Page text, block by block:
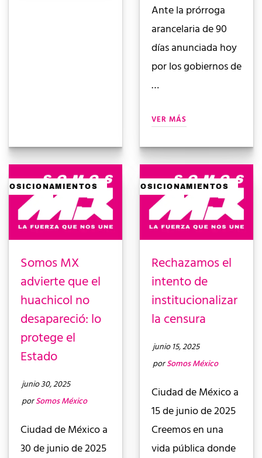
Ante la prórroga
arancelaria de 90
días anunciada hoy
por los gobiernos de
…
VER MÁS
POSICIONAMIENTOS
Somos MX
advierte que el
huachicol no
desapareció: lo
protege el
Estado
junio 30, 2025
porSomos México
Ciudad de México a
30 de junio de 2025
POSICIONAMIENTOS
Rechazamos el
intento de
institucionalizar
la censura
junio 15, 2025
porSomos México
Ciudad de México a
15 de junio de 2025
Creemos en una
vida pública donde